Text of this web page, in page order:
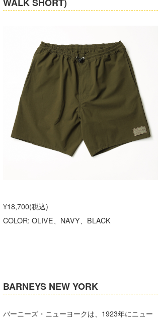
¥18,700(税込)
COLOR: OLIVE、NAVY、BLACK
BARNEYS NEW YORK
バーニーズ・ニューヨークは、1923年にニュー